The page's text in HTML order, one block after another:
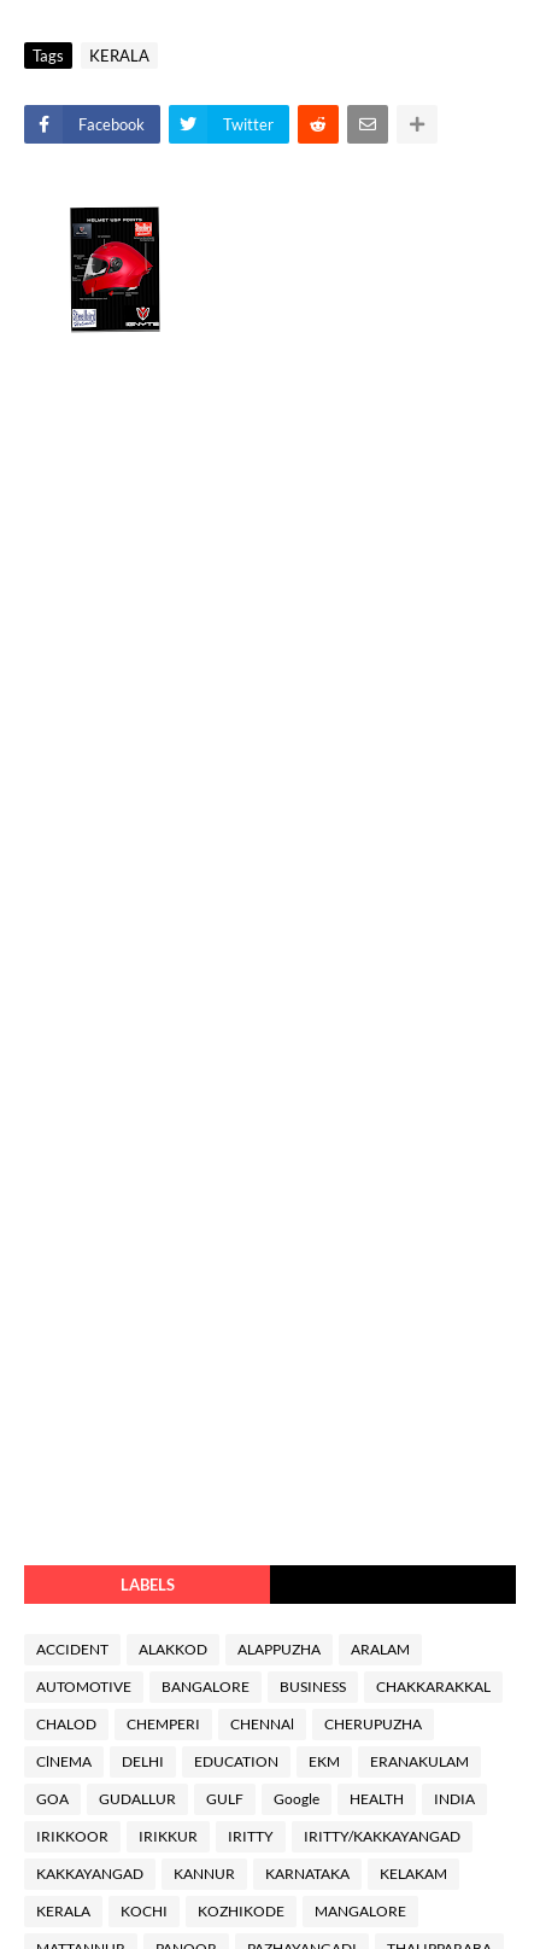
Tags KERALA
Facebook Twitter
LABELS
ACCIDENT ALAKKOD ALAPPUZHA ARALAM
AUTOMOTIVE BANGALORE BUSINESS CHAKKARAKKAL
CHALOD CHEMPERI CHENNAl CHERUPUZHA
ClNEMA DELHI EDUCATION EKM ERANAKULAM
GOA GUDALLUR GULF Google HEALTH INDIA
IRIKKOOR IRIKKUR IRITTY IRITTY/KAKKAYANGAD
KAKKAYANGAD KANNUR KARNATAKA KELAKAM
KERALA KOCHI KOZHIKODE MANGALORE